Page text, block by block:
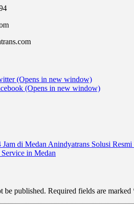
(Opens in new window)
(Opens in new window)
Jam di Medan Anindyatrans Solusi Resmi
in Medan
be published. Required fields are marked